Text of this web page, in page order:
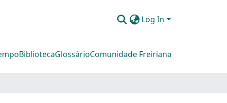
Log In
BibliotecaGlossárioComunidade Freiriana